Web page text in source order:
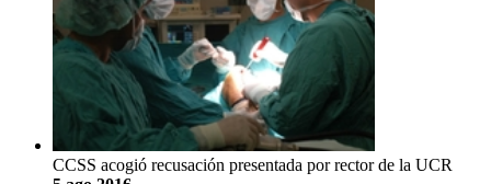
CCSS acogió recusación presentada por rector de la UCR